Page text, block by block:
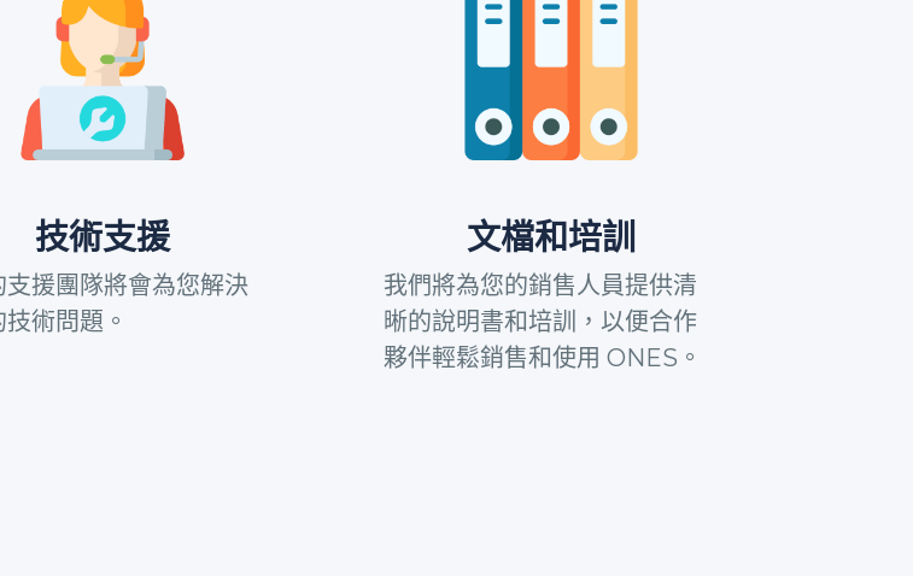
技術支援
支援團隊將會為您解決
術問題。
文檔和培訓
我們將為您的銷售人員提供清
晰的說明書和培訓，以便合作
夥伴輕鬆銷售和使用 ONES。